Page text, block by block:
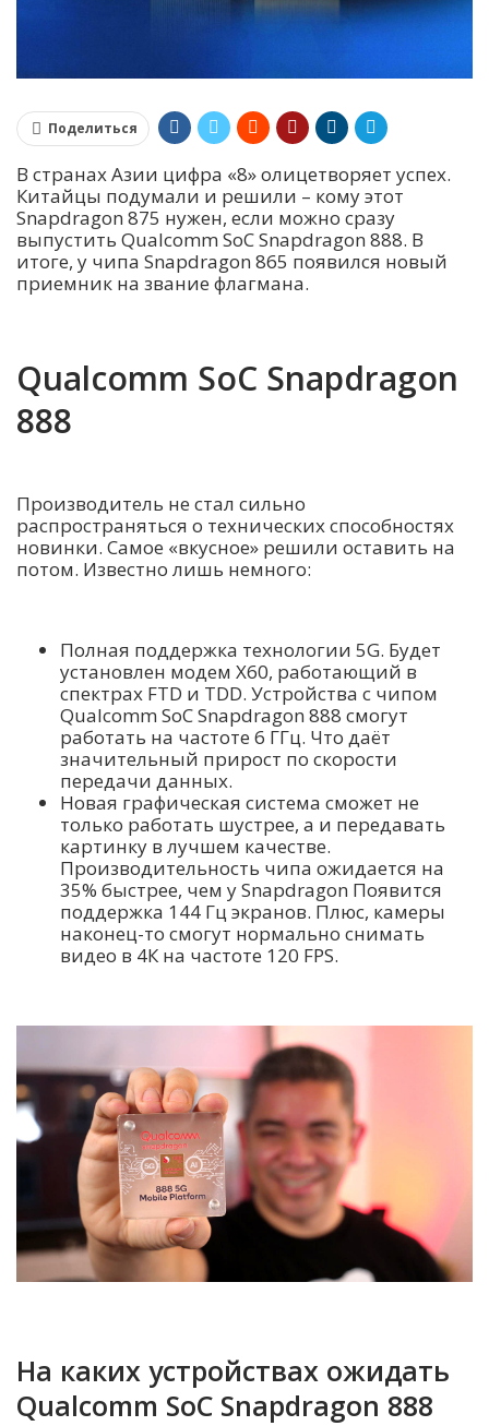
Поделиться
В странах Азии цифра «8» олицетворяет успех.
Китайцы подумали и решили – кому этот
Snapdragon 875 нужен, если можно сразу
выпустить Qualcomm SoC Snapdragon 888. В
итоге, у чипа Snapdragon 865 появился новый
приемник на звание флагмана.
Qualcomm SoC Snapdragon
888
Производитель не стал сильно
распространяться о технических способностях
новинки. Самое «вкусное» решили оставить на
потом. Известно лишь немного:
Полная поддержка технологии 5G. Будет
установлен модем X60, работающий в
спектрах FTD и TDD. Устройства с чипом
Qualcomm SoC Snapdragon 888 смогут
работать на частоте 6 ГГц. Что даёт
значительный прирост по скорости
передачи данных.
Новая графическая система сможет не
только работать шустрее, а и передавать
картинку в лучшем качестве.
Производительность чипа ожидается на
35% быстрее, чем у Snapdragon Появится
поддержка 144 Гц экранов. Плюс, камеры
наконец-то смогут нормально снимать
видео в 4К на частоте 120 FPS.
На каких устройствах ожидать
Qualcomm SoC Snapdragon 888